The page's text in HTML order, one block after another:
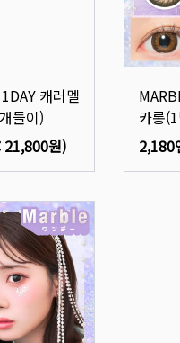
캐러멜
들이)
21,800원)
카롱
2,180